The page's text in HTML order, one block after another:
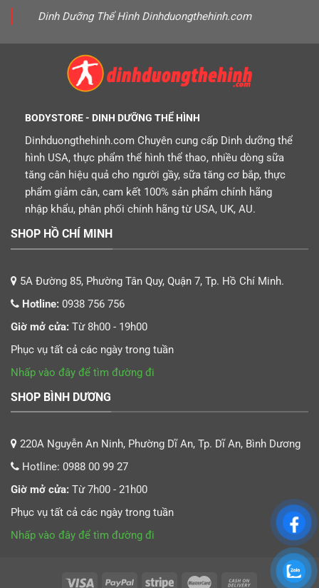
Dinh Dưỡng Thể Hình Dinhduongthehinh.com
BODYSTORE - DINH DƯỠNG THỂ HÌNH
Dinhduongthehinh.com Chuyên cung cấp Dinh dưỡng thể
hình USA, thực phẩm thể hình thể thao, nhiều dòng sữa
tăng cân hiệu quả cho người gầy, sữa tăng cơ bắp, thực
phẩm giảm cân, cam kết 100% sản phẩm chính hãng
nhập khẩu, phân phối chính hãng từ USA, UK, AU.
SHOP HỒ CHÍ MINH
5A Đường 85, Phường Tân Quy, Quận 7, Tp. Hồ Chí Minh.
Hotline: 0938 756 756
Giờ mở cửa: Từ 8h00 - 19h00
Phục vụ tất cả các ngày trong tuần
Nhấp vào đây để tìm đường đi
SHOP BÌNH DƯƠNG
220A Nguyễn An Ninh, Phường Dĩ An, Tp. Dĩ An, Bình Dương
Hotline: 0988 00 99 27
Giờ mở cửa: Từ 7h00 - 21h00
Phục vụ tất cả các ngày trong tuần
Nhấp vào đây để tìm đường đi